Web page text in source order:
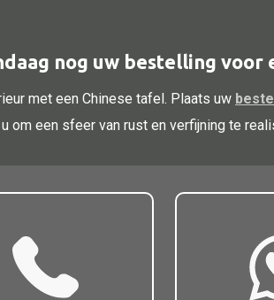
nog uw bestelling
met een Chinese tafel. Plaats uw
om een sfeer van rust en verfijning te